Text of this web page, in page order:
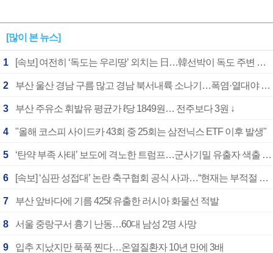
[많이 본 뉴스]
1 [속보] 여전히 ‘독도는 우리땅’ 외치는 日…韓선박이 독도 주변 해양조사 활동하자 반발
2 부산 울산 경남 구름 많고 경남 북서내륙 소나기…폭염·열대야 계속
3 부산 주유소 휘발유 평균가 ℓ당 1849원… 전주보다 3원 ↓
4 "올해 코스피 사이드카 43회 중 25회는 삼전닉스 ETF 이후 발생"
5 ‘탄약 부족 사태’ 보도에 격노한 트럼프…군사기밀 유출자 색출 지시
6 [속보] ‘심판 성접대’ 논란 축구협회 공식 사과…“현재는 부적절 행위 없어”
7 부산 앞바다에 기름 425ℓ 유출한 러시아 화물선 적발
8 서울 중랑구서 흉기 난동…60대 남성 2명 사망
9 입추 지났지만 푹푹 찐다…온열질환자 10년 만에 3배